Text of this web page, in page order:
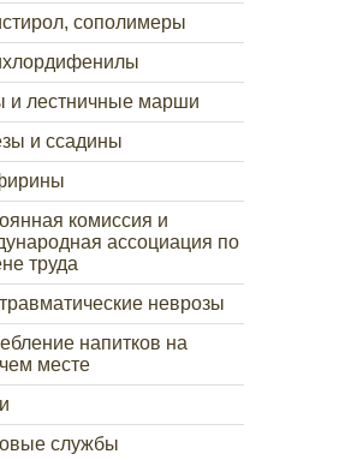
сополимеры
и лестничные марши
и ссадины
комиссия и
ассоциация по
труда
неврозы
напитков на
месте
службы